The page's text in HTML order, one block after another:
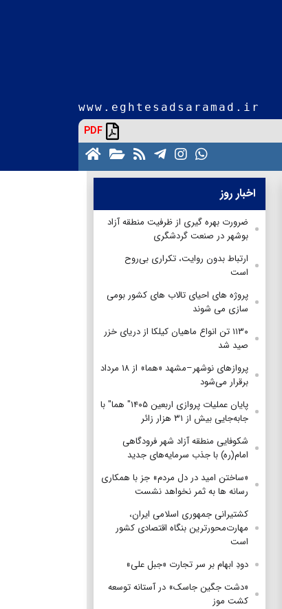
www.eghtesadsaramad.ir
PDF
اخبار روز
ضرورت بهره گیری از ظرفیت منطقه آزاد
بوشهر در صنعت گردشگری
ارتباط بدون روایت، تکراری بی‌روح
است
پروژه های احیای تالاب های کشور بومی
سازی می شوند
۱۱۳۰ تن انواع ماهیان کیلکا از دریای خزر
صید شد
پروازهای نوشهر–مشهد «هما» از ۱۸ مرداد
برقرار می‌شود
پایان عملیات پروازی اربعین ۱۴۰۵" هما" با
جابه‌جایی بیش از ۳۱ هزار زائر
شکوفایی منطقه آزاد شهر فرودگاهی
امام(ره) با جذب سرمایه‌های جدید
«ساختن امید در دل مردم» جز با همکاری
رسانه ها به ثمر نخواهد نشست
کشتیرانی جمهوری اسلامی ایران،
مهارت‌محورترین بنگاه اقتصادی کشور
است
دودِ ابهام بر سر تجارت «جبل علی»
«دشت جگین جاسک» در آستانه توسعه
کشت موز